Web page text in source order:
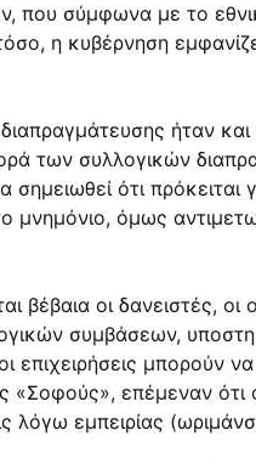
σύμφωνα με το
η κυβέρνηση
ήταν
των συλλογικών
σημειωθεί ότι
μνημόνιο, όμως
βέβαια οι δανειστές,
συμβάσεων,
επιχειρήσεις μπορούν
επέμεναν ότι
εμπειρίας